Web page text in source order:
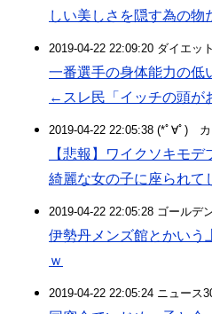
しい美しさを隠す為の物
2019-04-22 22:09:20 ダイエッ
一番選手の身体能力の低
←スレ民「イッチの頭が
2019-04-22 22:05:38 (*ﾟ∀ﾟ)ゞ
【悲報】ワイクソキモ
綺麗な女の子に座られて
2019-04-22 22:05:28 ゴールデ
伊勢丹メンズ館とかいう
ｗ
2019-04-22 22:05:24 ニュース